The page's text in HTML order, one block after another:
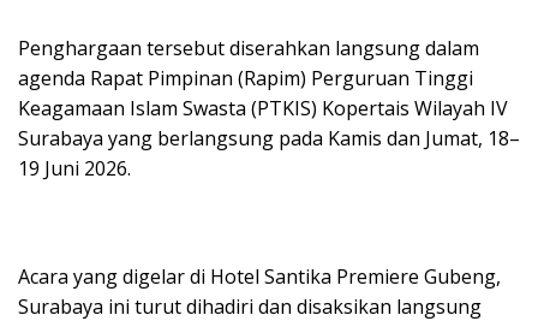
Penghargaan tersebut diserahkan langsung dalam
agenda Rapat Pimpinan (Rapim) Perguruan Tinggi
Keagamaan Islam Swasta (PTKIS) Kopertais Wilayah IV
Surabaya yang berlangsung pada Kamis dan Jumat, 18–
19 Juni 2026.
Acara yang digelar di Hotel Santika Premiere Gubeng,
Surabaya ini turut dihadiri dan disaksikan langsung